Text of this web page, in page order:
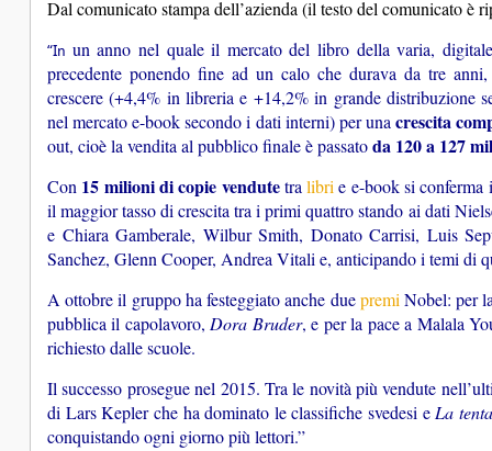
Dal comunicato stampa dell’azienda (il testo del comunicato è
“In un anno nel quale il mercato del libro della varia,
precedente ponendo fine ad un calo che durava da tre
crescere (+4,4% in libreria e +14,2% in grande distribuzione
nel mercato e-book secondo i dati interni) per unacrescita
out, cioè la vendita al pubblico finale è passatoda 120 a 127
Con 15 milioni di copie vendutetralibri e e-book si
il maggior tasso di crescita tra i primi quattro stando ai dati
e Chiara Gamberale, Wilbur Smith, Donato Carrisi, Luis
Sanchez, Glenn Cooper, Andrea Vitali e, anticipando i temi di
A ottobre il gruppo ha festeggiato anche duepremi Nobel: per
pubblica il capolavoro, Dora Bruder, e per la pace a Malala
richiesto dalle scuole.
Il successo prosegue nel 2015. Tra le novità più vendute
di Lars Kepler che ha dominato le classifiche svedesi e La
conquistando ogni giorno più lettori.”